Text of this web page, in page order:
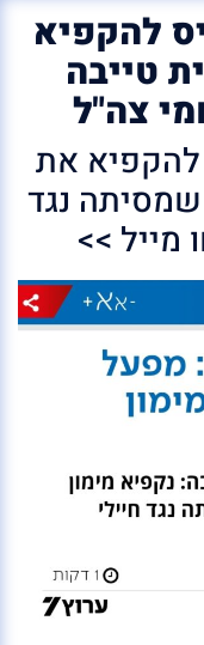
להקפיא
טייבה
צה"ל
את
שמסיתה נגד
מייל >>